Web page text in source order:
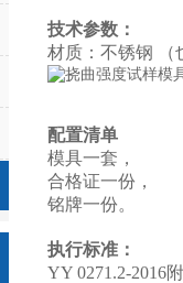
技术参数：
材质：不锈钢 （
配置清单
模具一套，
合格证一份，
铭牌一份。
执行标准：
YY 0271.2-2016